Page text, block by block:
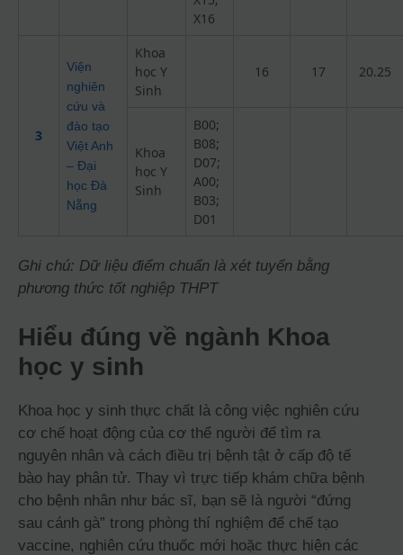
X16
3
Viện
nghiên
cứu và
đào tạo
Việt Anh
– Đại
học Đà
Nẵng
Khoa
học Y
Sinh
16 17 20.25
Khoa
học Y
Sinh
B00;
B08;
D07;
A00;
B03;
D01
Ghi chú: Dữ liệu điểm chuẩn là xét tuyển bằng
phương thức tốt nghiệp THPT
Hiểu đúng về ngành Khoa
học y sinh
Khoa học y sinh thực chất là công việc nghiên cứu
cơ chế hoạt động của cơ thể người để tìm ra
nguyên nhân và cách điều trị bệnh tật ở cấp độ tế
bào hay phân tử. Thay vì trực tiếp khám chữa bệnh
cho bệnh nhân như bác sĩ, bạn sẽ là người “đứng
sau cánh gà” trong phòng thí nghiệm để chế tạo
vaccine, nghiên cứu thuốc mới hoặc thực hiện các